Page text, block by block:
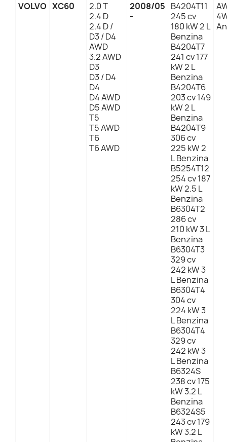
VOLVO XC60
2.0 T
2.4 D
2.4 D /
D3 / D4
AWD
3.2 AWD
D3
D3 / D4
D4
D4 AWD
D5 AWD
T5
T5 AWD
T6
T6 AWD
2008/05
-
B4204T11
245 cv
180 kW 2 L
Benzina
B4204T7
241 cv 177
kW 2 L
Benzina
B4204T6
203 cv 149
kW 2 L
Benzina
B4204T9
306 cv
225 kW 2
L Benzina
B5254T12
254 cv 187
kW 2.5 L
Benzina
B6304T2
286 cv
210 kW 3 L
Benzina
B6304T3
329 cv
242 kW 3
L Benzina
B6304T4
304 cv
224 kW 3
L Benzina
B6304T4
329 cv
242 kW 3
L Benzina
B6324S
238 cv 175
kW 3.2 L
Benzina
B6324S5
243 cv 179
kW 3.2 L